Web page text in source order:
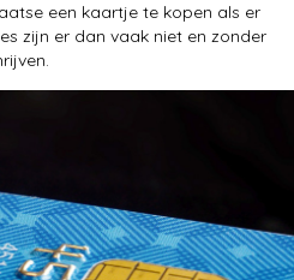
een kaartje te kopen als er
zijn er dan vaak niet en zonder